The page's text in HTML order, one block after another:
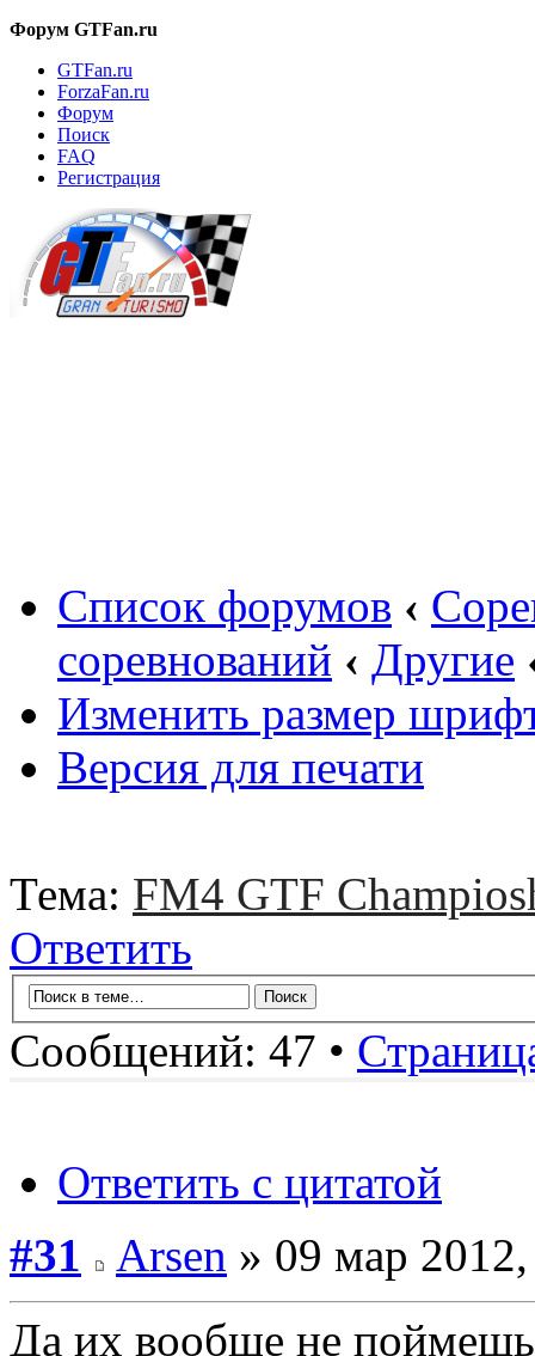
Форум GTFan.ru
GTFan.ru
ForzaFan.ru
Форум
Поиск
FAQ
Регистрация
Список форумов ‹
соревнований ‹ Другие
Изменить размер
Версия для печати
Тема: FM4 GTF
Ответить
Сообщений: 47 •
Ответить с цитатой
#31
Arsen » 09 мар
Да их вообще не